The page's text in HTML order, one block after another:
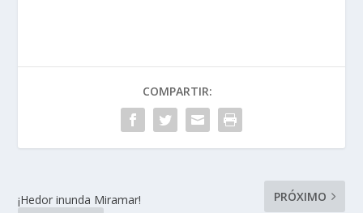
COMPARTIR:
¡Hedor inunda Miramar!
PRÓXIMO